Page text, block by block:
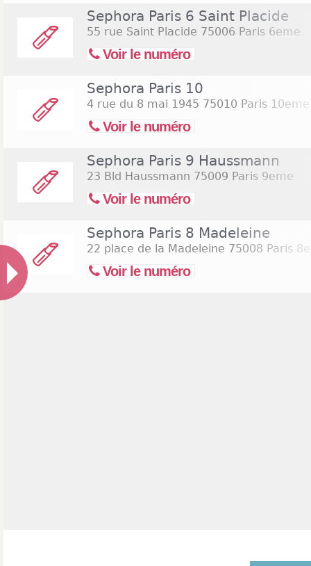
Sephora Paris 6 Saint Placide
55 rue Saint Placide 75006 Paris 6eme
Voir le numéro
Sephora Paris 10
4 rue du 8 mai 1945 75010 Paris 10eme
Voir le numéro
Sephora Paris 9 Haussmann
23 Bld Haussmann 75009 Paris 9eme
Voir le numéro
Sephora Paris 8 Madeleine
22 place de la Madeleine 75008 Paris
Voir le numéro